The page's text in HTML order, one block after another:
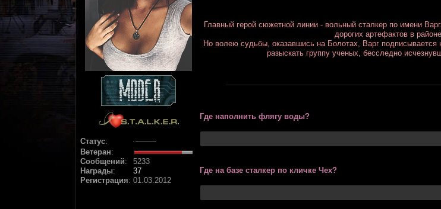
Статус:
Ветеран:
Сообщений:
5233
Награды:
37
Регистрация: 01.03.2012
Главный герой сюжетной линии - вольный сталкер по имени
дорогих артефактов в
Но волею судьбы, оказавшись на Болотах, Варг подписывается
разыскать группу ученых, бесследно
Где наполнить флягу воды?
Где на базе сталкер по кличке Чех?